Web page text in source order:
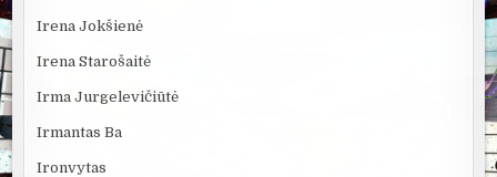
Irena Jokšienė
Irena Starošaitė
Irma Jurgelevičiūtė
Irmantas Ba
Ironvytas